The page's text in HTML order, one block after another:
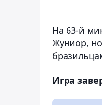
На 63-й
Жуниор,
Игра